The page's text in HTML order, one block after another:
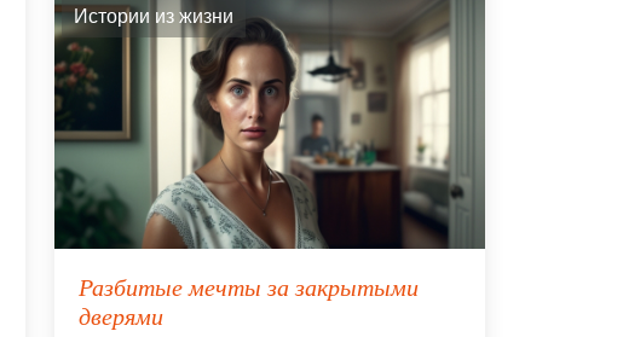
Истории из жизни
Разбитые мечты за закрытыми
дверями